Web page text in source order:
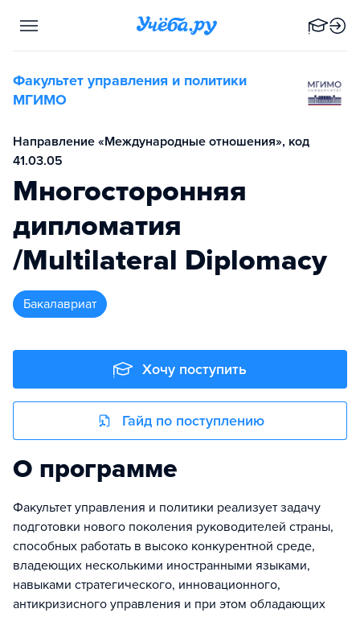
Факультет управления и политики
МГИМО
Направление «Международные отношения», код
41.03.05
Многосторонняя
дипломатия
/Multilateral Diplomacy
бакалавриат
Хочу поступить
Гайд по поступлению
О программе
Факультет управления и политики реализует задачу
подготовки нового поколения руководителей страны,
способных работать в высоко конкурентной среде,
владеющих несколькими иностранными языками,
навыками стратегического, инновационного,
антикризисного управления и при этом обладающих